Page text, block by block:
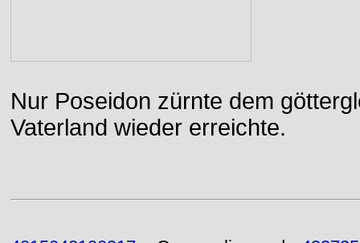
Nur Poseidon zürnte dem
Vaterland wieder erreichte.